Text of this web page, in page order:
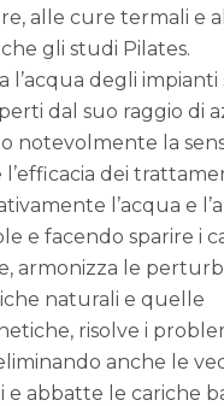
alle cure termali e
gli studi Pilates.
l’acqua degli impianti
dal suo raggio di
notevolmente la
l’efficacia dei
l’acqua e
e facendo sparire i
armonizza le
naturali e quelle
risolve i
anche le
e abbatte le cariche